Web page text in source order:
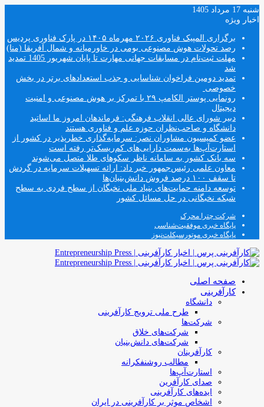
شنبه 17 مرداد 1405
اخبار ویژه
برگزاری المپیک فناوری ۲۰۲۶ مهرماه ۱۴۰۵ در پارک فناوری پردیس
رصد تحولات هوش مصنوعی بومی در خاورمیانه و شمال آفریقا (منا)
مهلت ثبت‌نام در مسابقات جهانی مهارت تا پایان شهریور 1405 تمدید
شد
تمدید دومین فراخوان شناسایی و جذب استعدادهای برتر در بخش
خصوصی
رونمایی پوستر الکامپ ۲۹ با تمرکز بر هوش مصنوعی و امنیت
دیجیتال
دبیر شورای عالی انقلاب فرهنگی: فرماندهان امروز ما اساتید
دانشگاه و صاحب‌نظران حوزه علم و فناوری هستند
عضو کمیسیون مشاوران نصر: سرمایه‌گذاری خطرپذیر در کشور از
استارت‌آپ‌ها به‌سمت دارایی‌های کم‌ریسک‌تر رفته است
سه بانک کشور به سامانه ناظر سکوهای طلا متصل می‌شوند
معاون علمی رئیس‌جمهور خبر داد: ارائه تسهیلات سرمایه در گردش
تا سقف ۱۰۰ درصد فروش دانش‌بنیان‌ها
توسعه دامنه حمایت‌های بنیاد ملی نخبگان از سطح فردی به سطح
شبکه نخبگانی در حل مسائل کشور
شرکت چترا محرک
پایگاه خبری موفقیت‌شناسی
پایگاه خبری موتورسیکلت‌نیوز
صفحه اصلی
کارآفرینی
دانشگاه
طرح ملی ترویج کارآفرینی
شرکت‌ها
شرکت‌های خلاق
شرکت‌های دانش‌بنیان
کارآفرینان
مطالب روشنفکرانه
استارت‌آپ‌ها
صدای کارآفرین
ایده‌های کارآفرینی
اشخاص موثر بر کارآفرینی در ایران